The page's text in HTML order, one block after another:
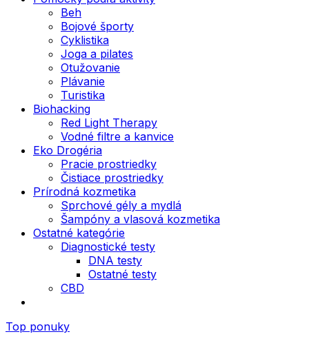
Beh
Bojové športy
Cyklistika
Joga a pilates
Otužovanie
Plávanie
Turistika
Biohacking
Red Light Therapy
Vodné filtre a kanvice
Eko Drogéria
Pracie prostriedky
Čistiace prostriedky
Prírodná kozmetika
Sprchové gély a mydlá
Šampóny a vlasová kozmetika
Ostatné kategórie
Diagnostické testy
DNA testy
Ostatné testy
CBD
Top ponuky